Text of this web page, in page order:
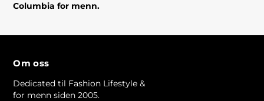
Columbia for menn.
Om oss
Dedicated til Fashion Lifestyle &
for menn siden 2005.